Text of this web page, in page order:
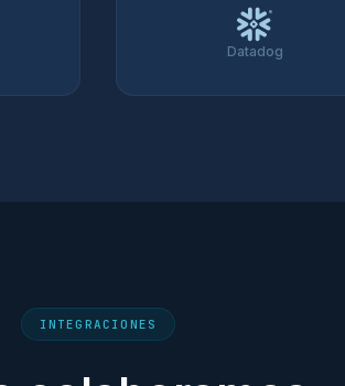
Datadog
INTEGRACIONES